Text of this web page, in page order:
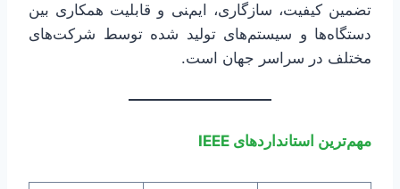
تضمین کیفیت، سازگاری، ایمنی و قابلیت همکاری بین
دستگاه‌ها و سیستم‌های تولید شده توسط شرکت‌های
مختلف در سراسر جهان است.
مهم‌ترین استانداردهای IEEE